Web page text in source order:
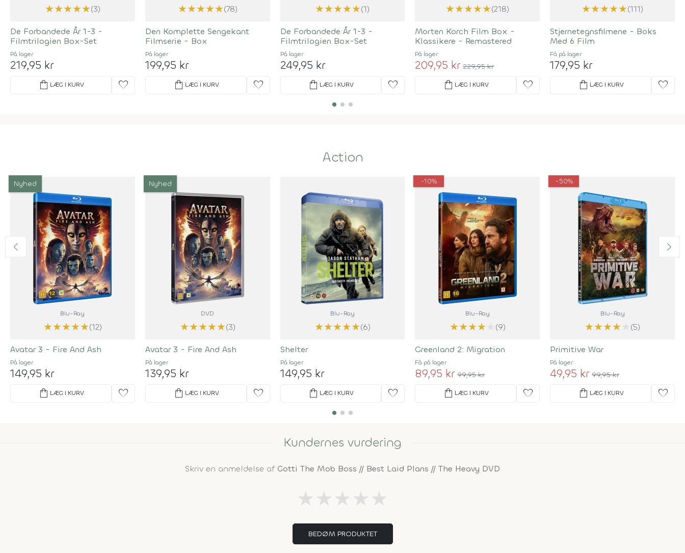
★★★★★(3)
De Forbandede År 1-3 -
Filmtrilogien Box-Set
På lager
219,95 kr
shopping_bag LÆG I KURV favorite
★★★★★(78)
Den Komplette Sengekant
Filmserie - Box
På lager
199,95 kr
shopping_bag LÆG I KURV favorite
★★★★★(1)
De Forbandede År 1-3 -
Filmtrilogien Box-Set
På lager
249,95 kr
shopping_bag LÆG I KURV favorite
★★★★★(218)
Morten Korch Film Box -
Klassikere - Remastered
På lager
209,95 kr 229,95 kr
shopping_bag LÆG I KURV favorite
★★★★★(111)
Stjernetegnsfilmene - Boks
Med 6 Film
Få på lager
179,95 kr
shopping_bag LÆG I KURV favorite
Action
Nyhed
Blu-Ray
★★★★★(12)
Avatar 3 - Fire And Ash
På lager
149,95 kr
shopping_bag LÆG I KURV favorite
Nyhed
DVD
★★★★★(3)
Avatar 3 - Fire And Ash
På lager
139,95 kr
shopping_bag LÆG I KURV favorite
Blu-Ray
★★★★★(6)
Shelter
På lager
149,95 kr
shopping_bag LÆG I KURV favorite
-10%
Blu-Ray
★★★★ (9)
Greenland 2: Migration
Få på lager
89,95 kr 99,95 kr
shopping_bag LÆG I KURV favorite
-50%
Blu-Ray
★★★★ (5)
Primitive War
På lager
49,95 kr 99,95 kr
shopping_bag LÆG I KURV favorite
Kundernes vurdering
Skriv en anmeldelse af Gotti The Mob Boss // Best Laid Plans // The Heavy DVD
★★★★★
BEDØM PRODUKTET